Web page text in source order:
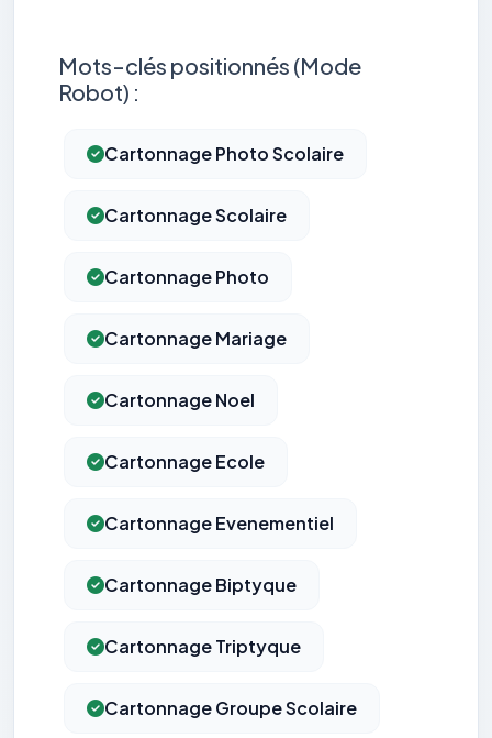
Mots-clés positionnés (Mode
Robot) :
Cartonnage Photo Scolaire
Cartonnage Scolaire
Cartonnage Photo
Cartonnage Mariage
Cartonnage Noel
Cartonnage Ecole
Cartonnage Evenementiel
Cartonnage Biptyque
Cartonnage Triptyque
Cartonnage Groupe Scolaire